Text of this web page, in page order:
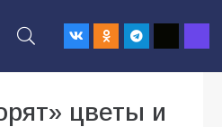
цветы и